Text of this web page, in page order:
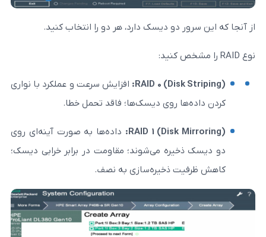
دو دیسک دارد، هر دو را انتخاب کنید.
RAID 0 (Disk افزایش سرعت و عملکرد با نواری
روی دیسک‌ها؛ فاقد تحمل خطا.
RAID 1 (Disk داده‌ها به صورت آینه‌ای روی
می‌شوند؛ مقاومت در برابر خرابی دیسک؛
ذخیره‌سازی به نصف.